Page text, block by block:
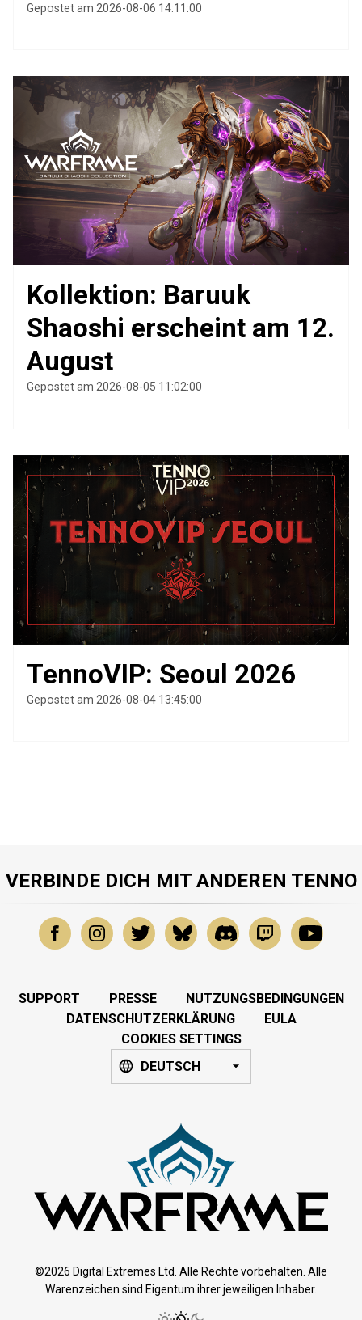
Gepostet am 2026-08-06 14:11:00
Kollektion: Baruuk
Shaoshi erscheint am 12.
August
Gepostet am 2026-08-05 11:02:00
TennoVIP: Seoul 2026
Gepostet am 2026-08-04 13:45:00
VERBINDE DICH MIT ANDEREN TENNO
SUPPORT PRESSE
NUTZUNGSBEDINGUNGEN
DATENSCHUTZERKLÄRUNG
EULA
COOKIES SETTINGS
DEUTSCH
©2026 Digital Extremes Ltd. Alle Rechte vorbehalten. Alle
Warenzeichen sind Eigentum ihrer jeweiligen Inhaber.